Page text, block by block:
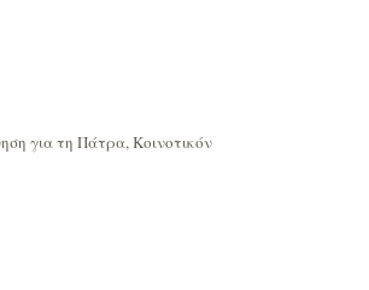
για τη Πάτρα, Κοινοτικόν